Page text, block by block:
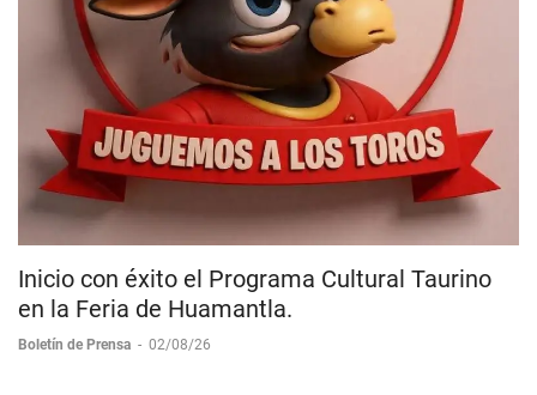
Inicio con éxito el Programa Cultural Taurino
en la Feria de Huamantla.
Boletín de Prensa - 02/08/26